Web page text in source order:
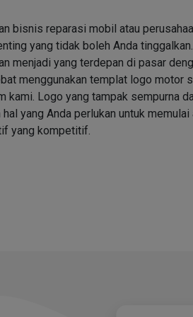
bisnis reparasi mobil atau
yang tidak boleh Anda
menjadi yang terdepan di pasar
menggunakan templat logo motor
kami. Logo yang tampak sempurna
yang Anda perlukan untuk memulai
yang kompetitif.